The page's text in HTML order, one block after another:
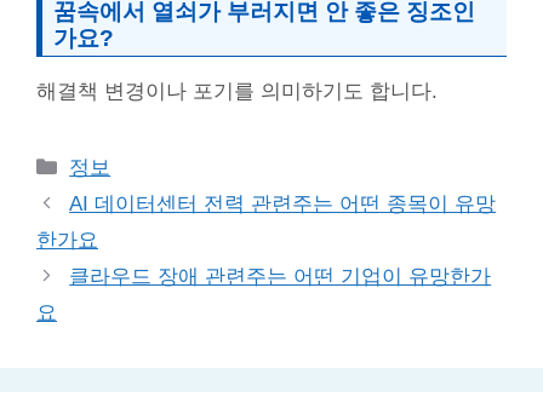
꿈속에서 열쇠가 부러지면 안 좋은 징조인
가요?
해결책 변경이나 포기를 의미하기도 합니다.
Categories
정보
AI 데이터센터 전력 관련주는 어떤 종목이 유망
한가요
클라우드 장애 관련주는 어떤 기업이 유망한가
요